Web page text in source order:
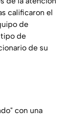
calificaron el
de
de
de su
con una